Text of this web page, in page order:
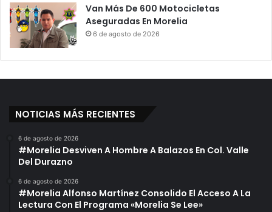
Van Más De 600 Motocicletas
Aseguradas En Morelia
6 de agosto de 2026
NOTICIAS MÁS RECIENTES
6 de agosto de 2026
#Morelia Desviven A Hombre A Balazos En Col. Valle
Del Durazno
6 de agosto de 2026
#Morelia Alfonso Martínez Consolido El Acceso A La
Lectura Con El Programa «Morelia Se Lee»